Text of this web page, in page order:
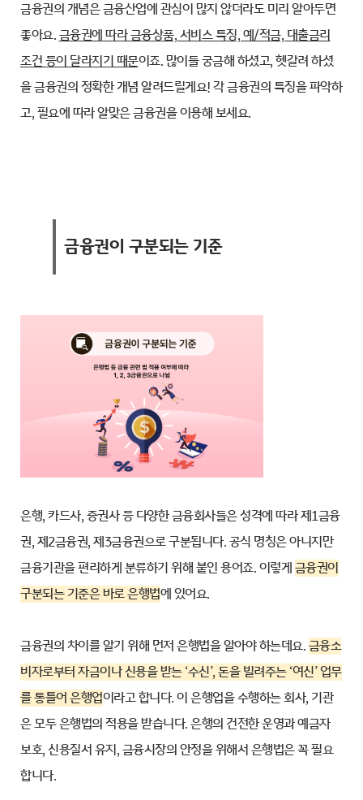
금융권의 개념은 금융산업에 관심이 많지 않더라도 미리 알아두면
좋아요.금융권에 따라 금융상품, 서비스 특징, 예/적금, 대출금리
조건 등이 달라지기 때문이죠. 많이들 궁금해 하셨고, 헷갈려 하셨
을 금융권의 정확한 개념 알려드릴게요! 각 금융권의 특징을 파악하
고, 필요에 따라 알맞은 금융권을 이용해 보세요.
금융권이 구분되는 기준
은행, 카드사, 증권사 등 다양한 금융회사들은 성격에 따라 제1금융
권, 제2금융권, 제3금융권으로 구분됩니다. 공식 명칭은 아니지만
금융기관을 편리하게 분류하기 위해 붙인 용어죠. 이렇게 금융권이
구분되는 기준은 바로 은행법에 있어요.
금융권의 차이를 알기 위해 먼저 은행법을 알아야 하는데요.금융소
비자로부터 자금이나 신용을 받는 ‘수신’, 돈을 빌려주는 ‘여신’ 업무
를 통틀어 은행업이라고 합니다. 이 은행업을 수행하는 회사, 기관
은 모두 은행법의 적용을 받습니다. 은행의 건전한 운영과 예금자
보호, 신용질서 유지, 금융시장의 안정을 위해서 은행법은 꼭 필요
합니다.